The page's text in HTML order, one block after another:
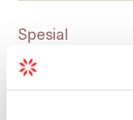
Spesial